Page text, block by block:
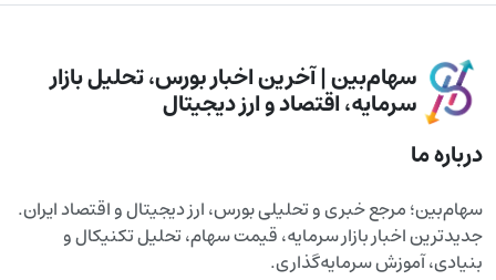
سهام‌بین | آخرین اخبار بورس، تحلیل بازار
سرمایه، اقتصاد و ارز دیجیتال
درباره ما
سهام‌بین؛ مرجع خبری و تحلیلی بورس، ارز دیجیتال و اقتصاد ایران.
جدیدترین اخبار بازار سرمایه، قیمت سهام، تحلیل تکنیکال و
بنیادی، آموزش سرمایه‌گذاری.